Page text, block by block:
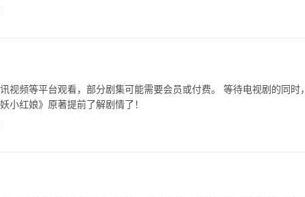
视频等平台观看，部分剧集可能需要会员或付费。 等待电视剧的同时，
小红娘》原著提前了解剧情了！